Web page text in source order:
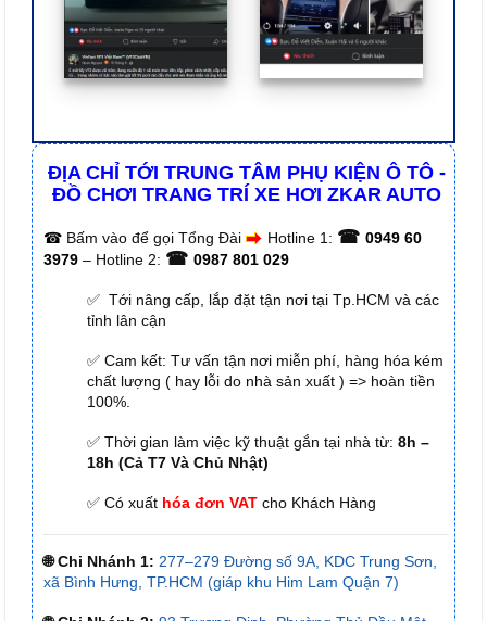
ĐỊA CHỈ TỚI TRUNG TÂM PHỤ KIỆN Ô TÔ -
ĐỒ CHƠI TRANG TRÍ XE HƠI ZKAR AUTO
☎ Bấm vào để gọi Tổng Đài Hotline 1: ☎ 0949 60
3979 – Hotline 2: ☎ 0987 801 029
✅ Tới nâng cấp, lắp đặt tận nơi tại Tp.HCM và các
tỉnh lân cận
✅ Cam kết: Tư vấn tận nơi miễn phí, hàng hóa kém
chất lượng ( hay lỗi do nhà sản xuất ) => hoàn tiền
100%.
✅ Thời gian làm việc kỹ thuật gắn tại nhà từ: 8h –
18h (Cả T7 Và Chủ Nhật)
✅ Có xuất hóa đơn VAT cho Khách Hàng
🌐 Chi Nhánh 1: 277–279 Đường số 9A, KDC Trung Sơn,
xã Bình Hưng, TP.HCM (giáp khu Him Lam Quận 7)